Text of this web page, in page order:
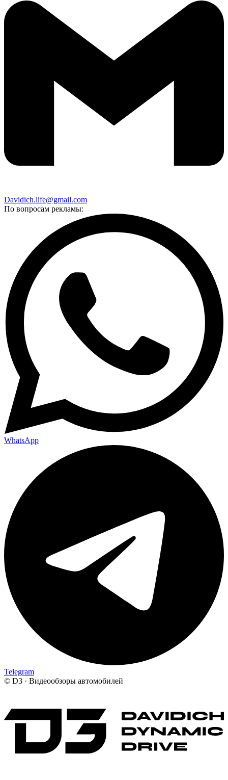
Davidich.life@gmail.com
По вопросам рекламы:
WhatsApp
Telegram
© D3 · Видеообзоры автомобилей